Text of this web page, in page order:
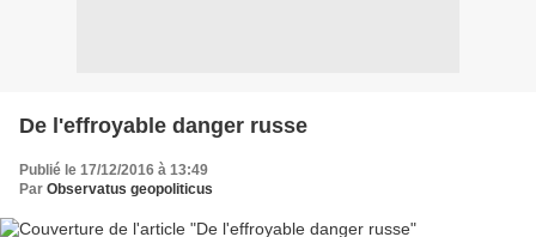
De l'effroyable danger russe
Publié le 17/12/2016 à 13:49
Par Observatus geopoliticus